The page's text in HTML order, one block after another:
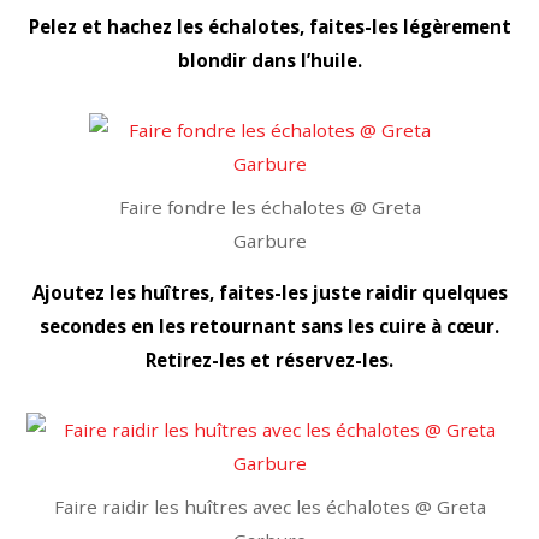
Pelez et hachez les échalotes, faites-les légèrement
blondir dans l’huile.
Faire fondre les échalotes @ Greta
Garbure
Ajoutez les huîtres, faites-les juste raidir quelques
secondes en les retournant sans les cuire à cœur.
Retirez-les et réservez-les.
Faire raidir les huîtres avec les échalotes @ Greta